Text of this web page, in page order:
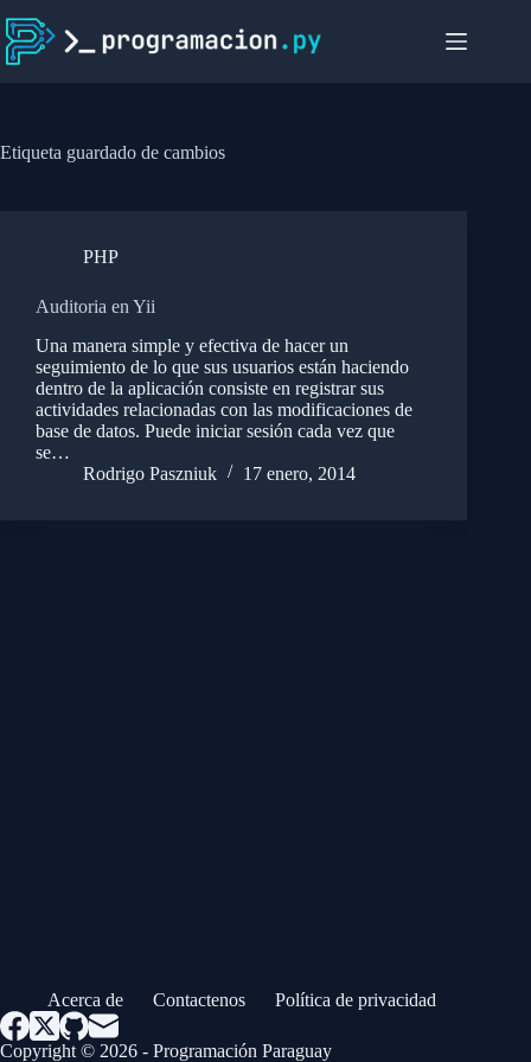
al
contenido
Etiqueta guardado de cambios
PHP
Auditoria en Yii
Una manera simple y efectiva de hacer un
seguimiento de lo que sus usuarios están haciendo
dentro de la aplicación consiste en registrar sus
actividades relacionadas con las modificaciones de
base de datos. Puede iniciar sesión cada vez que
se…
Rodrigo Paszniuk
17 enero, 2014
Acerca de Contactenos Política de privacidad
Copyright © 2026 - Programación Paraguay